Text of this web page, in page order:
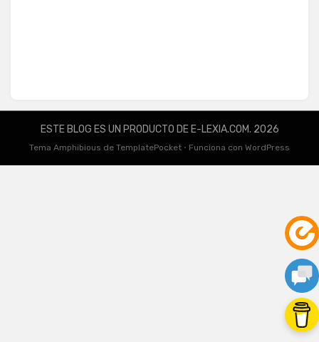
ESTE BLOG ES UN PRODUCTO DE E-LEXIA.COM. 2026
Tema Amphibious de TemplatePocket ⋅ Funciona con WordPress